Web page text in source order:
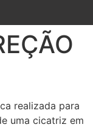
realizada para
uma cicatriz em